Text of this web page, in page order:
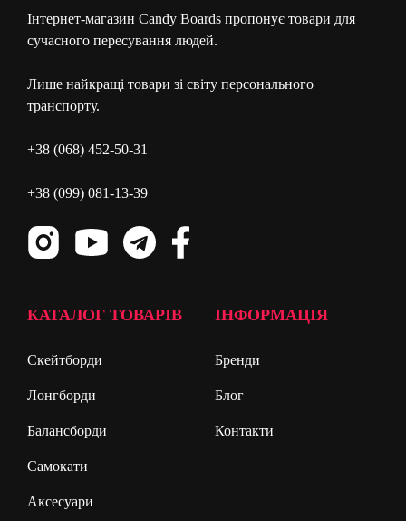
Інтернет-магазин Candy Boards пропонує товари для
сучасного пересування людей.
Лише найкращі товари зі світу персонального
транспорту.
+38 (068) 452-50-31
+38 (099) 081-13-39
КАТАЛОГ ТОВАРІВ
Скейтборди
Лонгборди
Балансборди
Самокати
Аксесуари
ІНФОРМАЦІЯ
Бренди
Блог
Контакти